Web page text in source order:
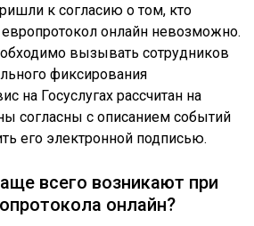
к согласию о том, кто
онлайн невозможно.
вызывать сотрудников
фиксирования
на Госуслугах рассчитан на
согласны с описанием событий
его электронной подписью.
всего возникают при
онлайн?